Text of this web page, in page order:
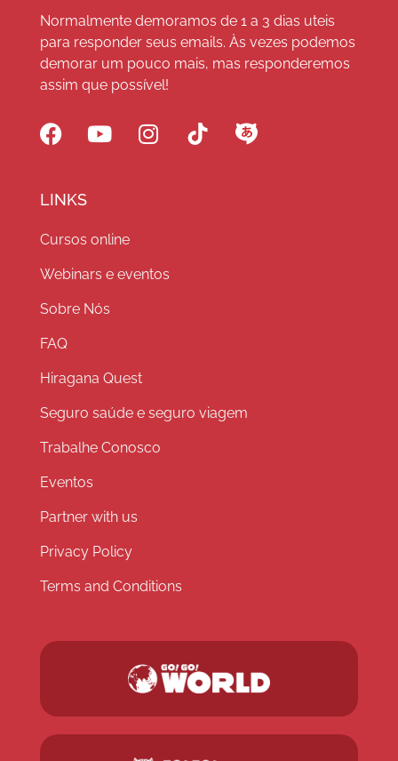
Normalmente demoramos de 1 a 3 dias uteis
para responder seus emails. Às vezes podemos
demorar um pouco mais, mas responderemos
assim que possível!
LINKS
Cursos online
Webinars e eventos
Sobre Nós
FAQ
Hiragana Quest
Seguro saúde e seguro viagem
Trabalhe Conosco
Eventos
Partner with us
Privacy Policy
Terms and Conditions